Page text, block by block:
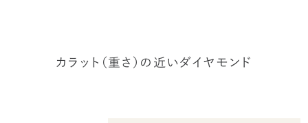
カラット（重さ）の近いダイヤモンド